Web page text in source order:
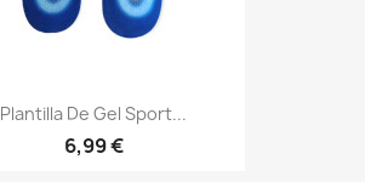
Plantilla De Gel Sport...
6,99 €